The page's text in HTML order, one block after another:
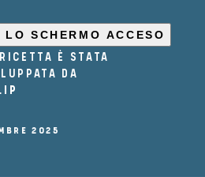
SCHERMO ACCESO
È STATA
DA
2025